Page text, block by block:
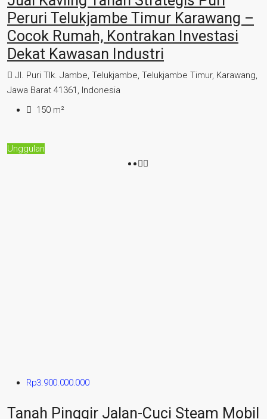
Peruri Telukjambe Timur Karawang –
Cocok Rumah, Kontrakan Investasi
Dekat Kawasan Industri
Jl. Puri Tlk. Jambe, Telukjambe, Telukjambe Timur, Karawang,
Jawa Barat 41361, Indonesia
150 m²
Unggulan
Rp3.900.000.000
Tanah Pinggir Jalan-Cuci Steam Mobil